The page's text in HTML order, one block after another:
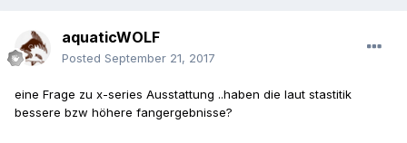
aquaticWOLF
Posted September 21, 2017
eine Frage zu x-series Ausstattung ..haben die laut stastitik
bessere bzw höhere fangergebnisse?